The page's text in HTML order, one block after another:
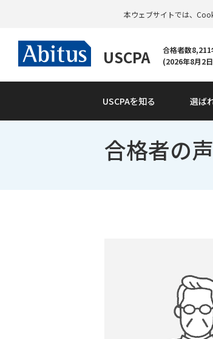
本ウェブサイトでは、
USCPA
合格者数8,211
(2026年8月2
USCPAを知る 選ば
合格者の声